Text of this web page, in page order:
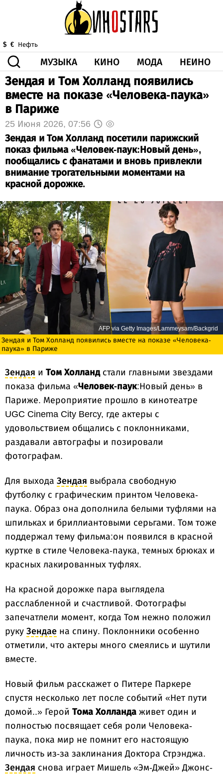
$ € Нефть
МУЗЫКА КИНО МОДА НЕИНО
ЗДОРОВЬЕ КОРОНА ИСКУССТВО
ДРУГОЕ
ВИДЕО
Зендая и Том Холланд появились
вместе на показе «Человека-паука»
в Париже
25 Июня 2026, 07:56
Зендая и Том Холланд посетили парижский
показ фильма «Человек-паук:Новый день»,
пообщались с фанатами и вновь привлекли
внимание трогательными моментами на
красной дорожке.
AFP via Getty Images/Lammeysam/Backgrid
Зендая и Том Холланд появились вместе на показе «Человека-
паука» в Париже
Зендая и Том Холландстали главными звездами
показа фильма «Человек-паук:Новый день» в
Париже. Мероприятие прошло в кинотеатре
UGC Cinema City Bercy, где актеры с
удовольствием общались с поклонниками,
раздавали автографы и позировали
фотографам.
Для выхода Зендая выбрала свободную
футболку с графическим принтом Человека-
паука. Образ она дополнила белыми туфлями на
шпильках и бриллиантовыми серьгами. Том тоже
поддержал тему фильма:он появился в красной
куртке в стиле Человека-паука, темных брюках и
красных лакированных туфлях.
На красной дорожке пара выглядела
расслабленной и счастливой. Фотографы
запечатлели момент, когда Том нежно положил
руку Зендае на спину. Поклонники особенно
отметили, что актеры много смеялись и шутили
вместе.
Новый фильм расскажет о Питере Паркере
спустя несколько лет после событий «Нет пути
домой..» Герой Тома Холланда живет один и
полностью посвящает себя роли Человека-
паука, пока мир не помнит его настоящую
личность из-за заклинания Доктора Стрэнджа.
Зендая снова играет Мишель «Эм-Джей» Джонс-